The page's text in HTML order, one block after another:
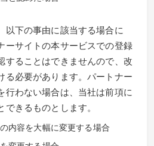
以下の事由に該当する場合に
ーサイトの本サービスでの登録
することはできませんので、改
る必要があります。パートナー
行わない場合は、当社は前項に
きるものとします。
内容を大幅に変更する場合